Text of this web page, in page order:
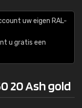
uw eigen RAL-
u gratis een
20 Ash gold